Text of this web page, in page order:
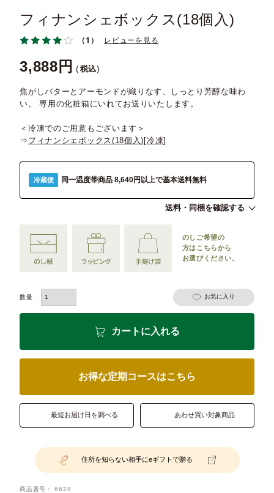
フィナンシェボックス(18個入)
（1） レビューを見る
3,888 税込
焦がしバターとアーモンドが織りなす、しっとり芳醇な味わ
い。 専用の化粧箱にいれてお送りいたします。
＜冷凍でのご用意もございます＞
⇒ フィナンシェボックス(18個入)[冷凍]
冷蔵便 同一温度帯商品 8,640円以上で基本送料無料
送料・同梱を確認する
のしご希望の
方はこちらから
お選びください。
お気に入り
カートに入れる
お得な定期コースはこちら
最短お届け日を調べる あわせ買い対象商品
住所を知らない相手にeギフトで贈る
商品番号 6628